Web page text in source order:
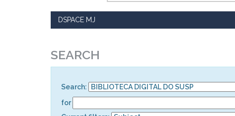
DSPACE MJ
SEARCH
Search:
for